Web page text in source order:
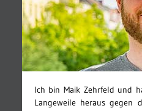
Ich bin Maik Zehrfeld und
Langeweile heraus gegen